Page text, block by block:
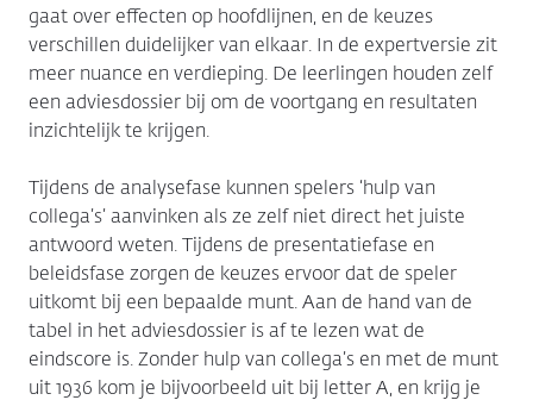
gaat over effecten op hoofdlijnen, en de keuzes
verschillen duidelijker van elkaar. In de expertversie zit
meer nuance en verdieping. De leerlingen houden zelf
een adviesdossier bij om de voortgang en resultaten
inzichtelijk te krijgen.
Tijdens de analysefase kunnen spelers ‘hulp van
collega’s’ aanvinken als ze zelf niet direct het juiste
antwoord weten. Tijdens de presentatiefase en
beleidsfase zorgen de keuzes ervoor dat de speler
uitkomt bij een bepaalde munt. Aan de hand van de
tabel in het adviesdossier is af te lezen wat de
eindscore is. Zonder hulp van collega’s en met de munt
uit 1936 kom je bijvoorbeeld uit bij letter A, en krijg je